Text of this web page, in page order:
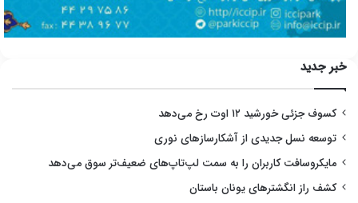
خبر جدید
کسوف جزئی خورشید ۱۲ اوت رخ می‌دهد
توسعه نسل جدیدی از آشکارسازهای نوری
مایکروسافت کاربران را به سمت لپ‌تاپ‌های ضعیف‌تر سوق می‌دهد
کشف راز انگشترهای یونان باستان